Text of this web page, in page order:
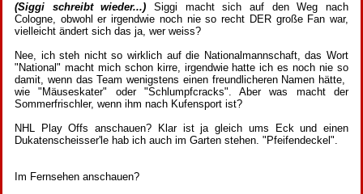
(Siggi schreibt wieder...) Siggi macht sich auf den Weg nach
Cologne, obwohl er irgendwie noch nie so recht DER große Fan war,
vielleicht ändert sich das ja, wer weiss?
Nee, ich steh nicht so wirklich auf die Nationalmannschaft, das Wort
"National" macht mich schon kirre, irgendwie hatte ich es noch nie so
damit, wenn das Team wenigstens einen freundlicheren Namen hätte,
wie "Mäuseskater" oder "Schlumpfcracks". Aber was macht der
Sommerfrischler, wenn ihm nach Kufensport ist?
NHL Play Offs anschauen? Klar ist ja gleich ums Eck und einen
Dukatenscheisser'le hab ich auch im Garten stehen. "Pfeifendeckel".
Im Fernsehen anschauen?